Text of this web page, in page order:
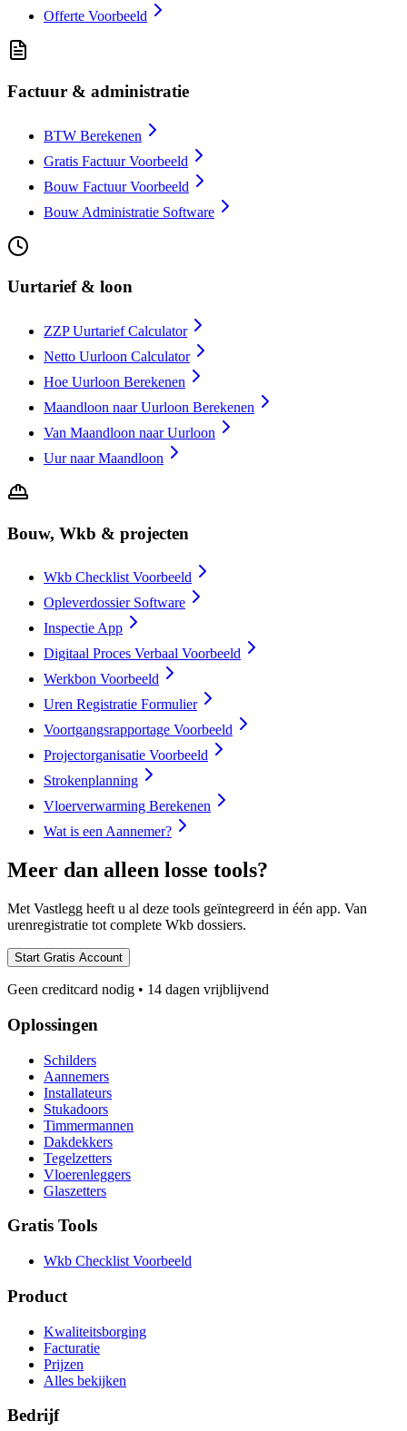
Offerte Voorbeeld
Factuur & administratie
BTW Berekenen
Gratis Factuur Voorbeeld
Bouw Factuur Voorbeeld
Bouw Administratie Software
Uurtarief & loon
ZZP Uurtarief Calculator
Netto Uurloon Calculator
Hoe Uurloon Berekenen
Maandloon naar Uurloon Berekenen
Van Maandloon naar Uurloon
Uur naar Maandloon
Bouw, Wkb & projecten
Wkb Checklist Voorbeeld
Opleverdossier Software
Inspectie App
Digitaal Proces Verbaal Voorbeeld
Werkbon Voorbeeld
Uren Registratie Formulier
Voortgangsrapportage Voorbeeld
Projectorganisatie Voorbeeld
Strokenplanning
Vloerverwarming Berekenen
Wat is een Aannemer?
Meer dan alleen losse tools?
Met Vastlegg heeft u al deze tools geïntegreerd in één app. Van
urenregistratie tot complete Wkb dossiers.
Start Gratis Account
Geen creditcard nodig • 14 dagen vrijblijvend
Oplossingen
Schilders
Aannemers
Installateurs
Stukadoors
Timmermannen
Dakdekkers
Tegelzetters
Vloerenleggers
Glaszetters
Gratis Tools
Wkb Checklist Voorbeeld
Product
Kwaliteitsborging
Facturatie
Prijzen
Alles bekijken
Bedrijf